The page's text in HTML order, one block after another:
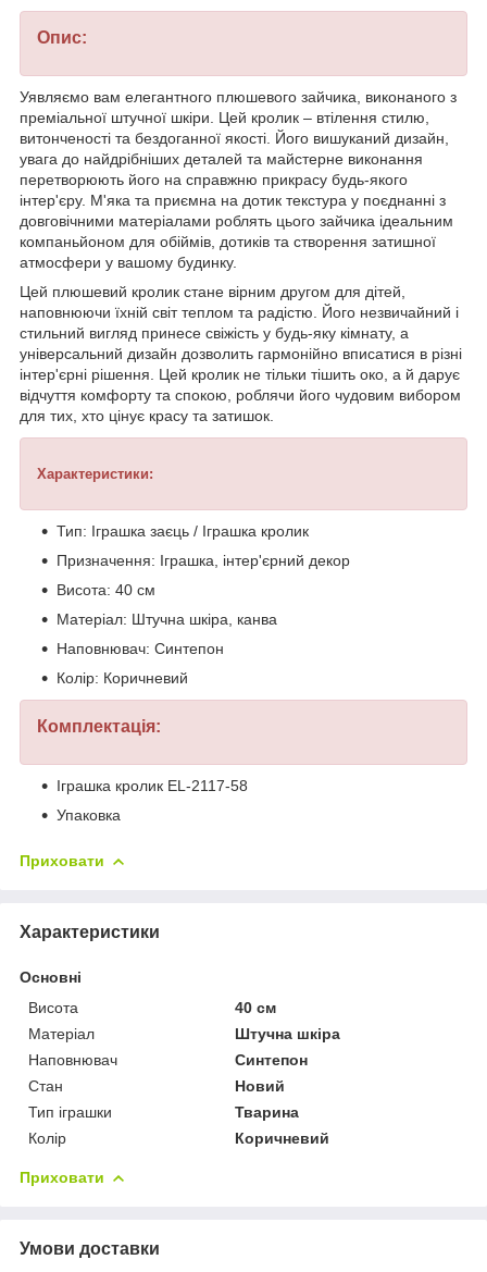
Опис:
Уявляємо вам елегантного плюшевого зайчика, виконаного з
преміальної штучної шкіри. Цей кролик – втілення стилю,
витонченості та бездоганної якості. Його вишуканий дизайн,
увага до найдрібніших деталей та майстерне виконання
перетворюють його на справжню прикрасу будь-якого
інтер'єру. М'яка та приємна на дотик текстура у поєднанні з
довговічними матеріалами роблять цього зайчика ідеальним
компаньйоном для обіймів, дотиків та створення затишної
атмосфери у вашому будинку.
Цей плюшевий кролик стане вірним другом для дітей,
наповнюючи їхній світ теплом та радістю. Його незвичайний і
стильний вигляд принесе свіжість у будь-яку кімнату, а
універсальний дизайн дозволить гармонійно вписатися в різні
інтер'єрні рішення. Цей кролик не тільки тішить око, а й дарує
відчуття комфорту та спокою, роблячи його чудовим вибором
для тих, хто цінує красу та затишок.
Характеристики:
Тип: Іграшка заєць / Іграшка кролик
Призначення: Іграшка, інтер'єрний декор
Висота: 40 см
Матеріал: Штучна шкіра, канва
Наповнювач: Синтепон
Колір: Коричневий
Комплектація:
Іграшка кролик EL-2117-58
Упаковка
Приховати
Характеристики
Основні
Висота
40 см
Матеріал
Штучна шкіра
Наповнювач
Синтепон
Стан
Новий
Тип іграшки
Тварина
Колір
Коричневий
Приховати
Умови доставки